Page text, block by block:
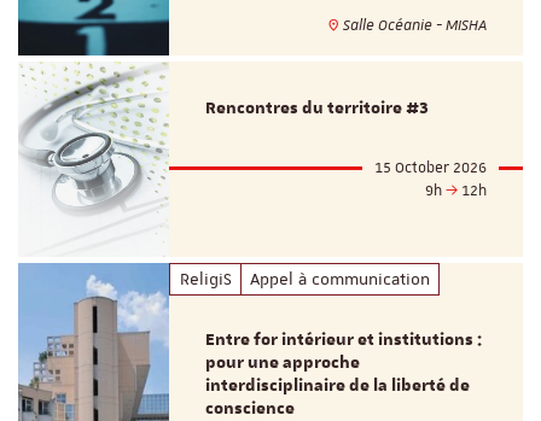
Salle Océanie - MISHA
Rencontres du territoire #3
15 October 2026
9h
12h
ReligiS Appel à communication
Entre for intérieur et institutions :
pour une approche
interdisciplinaire de la liberté de
conscience